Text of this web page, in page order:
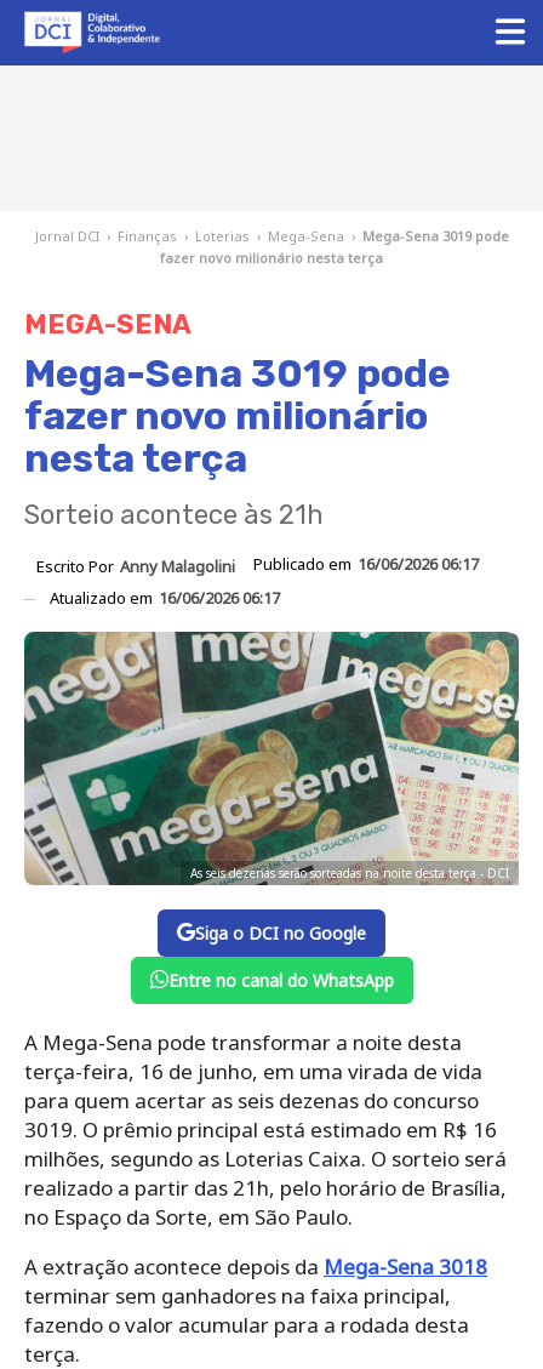
Jornal DCI › Finanças › Loterias › Mega-Sena › Mega-Sena 3019 pode
fazer novo milionário nesta terça
MEGA-SENA
Mega-Sena 3019 pode
fazer novo milionário
nesta terça
Sorteio acontece às 21h
Escrito Por Anny Malagolini Publicado em 16/06/2026 06:17
Atualizado em 16/06/2026 06:17
As seis dezenas serão sorteadas na noite desta terça - DCI
Siga o DCI no Google
Entre no canal do WhatsApp
A Mega-Sena pode transformar a noite desta
terça-feira, 16 de junho, em uma virada de vida
para quem acertar as seis dezenas do concurso
3019. O prêmio principal está estimado em R$ 16
milhões, segundo as Loterias Caixa. O sorteio será
realizado a partir das 21h, pelo horário de Brasília,
no Espaço da Sorte, em São Paulo.
A extração acontece depois da Mega-Sena 3018
terminar sem ganhadores na faixa principal,
fazendo o valor acumular para a rodada desta
terça.